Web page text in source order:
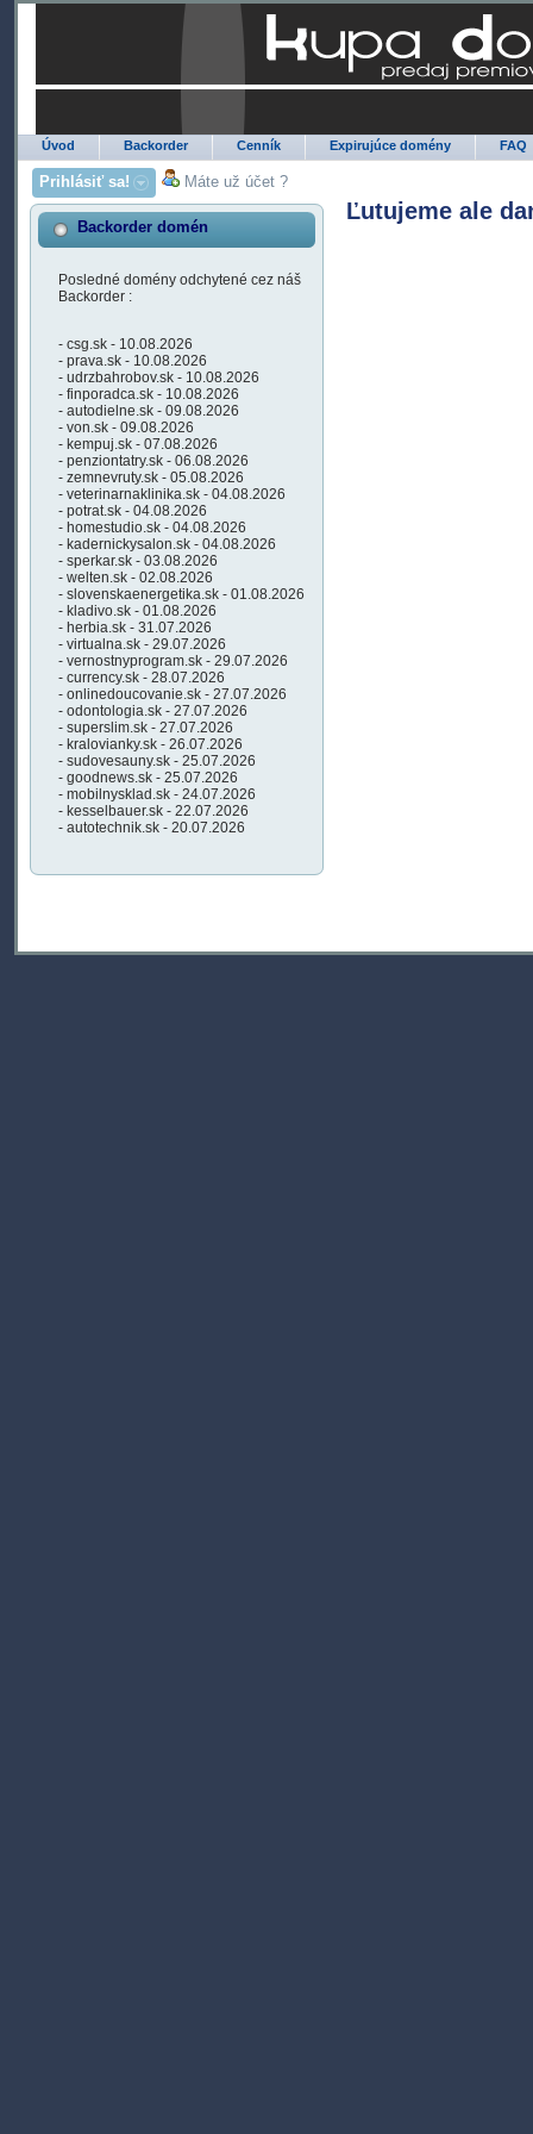
Úvod Backorder Cenník Expirujúce domény FAQ
Prihlásiť sa! Máte už účet ?
Backorder domén
Posledné domény odchytené cez náš
Backorder :
- csg.sk - 10.08.2026
- prava.sk - 10.08.2026
- udrzbahrobov.sk - 10.08.2026
- finporadca.sk - 10.08.2026
- autodielne.sk - 09.08.2026
- von.sk - 09.08.2026
- kempuj.sk - 07.08.2026
- penziontatry.sk - 06.08.2026
- zemnevruty.sk - 05.08.2026
- veterinarnaklinika.sk - 04.08.2026
- potrat.sk - 04.08.2026
- homestudio.sk - 04.08.2026
- kadernickysalon.sk - 04.08.2026
- sperkar.sk - 03.08.2026
- welten.sk - 02.08.2026
- slovenskaenergetika.sk - 01.08.2026
- kladivo.sk - 01.08.2026
- herbia.sk - 31.07.2026
- virtualna.sk - 29.07.2026
- vernostnyprogram.sk - 29.07.2026
- currency.sk - 28.07.2026
- onlinedoucovanie.sk - 27.07.2026
- odontologia.sk - 27.07.2026
- superslim.sk - 27.07.2026
- kralovianky.sk - 26.07.2026
- sudovesauny.sk - 25.07.2026
- goodnews.sk - 25.07.2026
- mobilnysklad.sk - 24.07.2026
- kesselbauer.sk - 22.07.2026
- autotechnik.sk - 20.07.2026
Ľutujeme ale